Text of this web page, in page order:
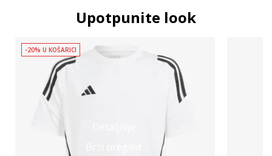
Upotpunite look
-20% U KOŠARICI